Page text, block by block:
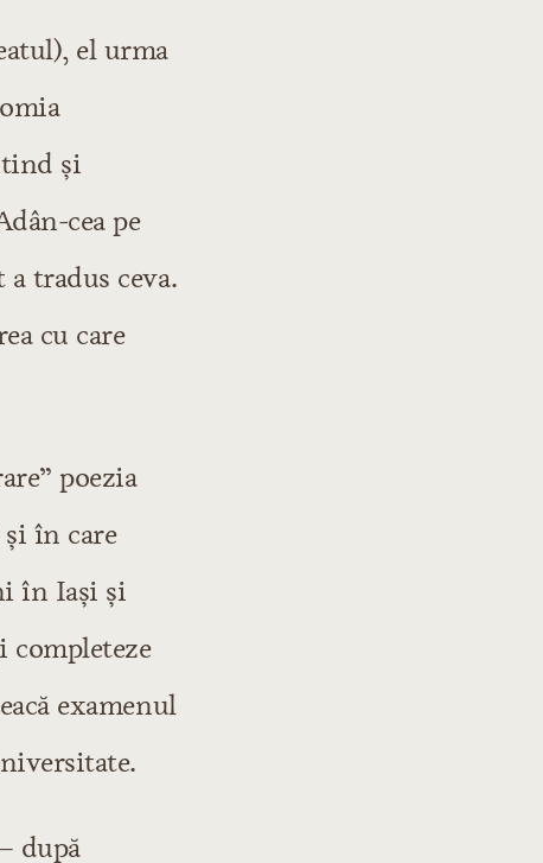
el urma
şi
cea pe
tradus ceva.
cu care
poezia
în care
în Iaşi şi
completeze
examenul
după